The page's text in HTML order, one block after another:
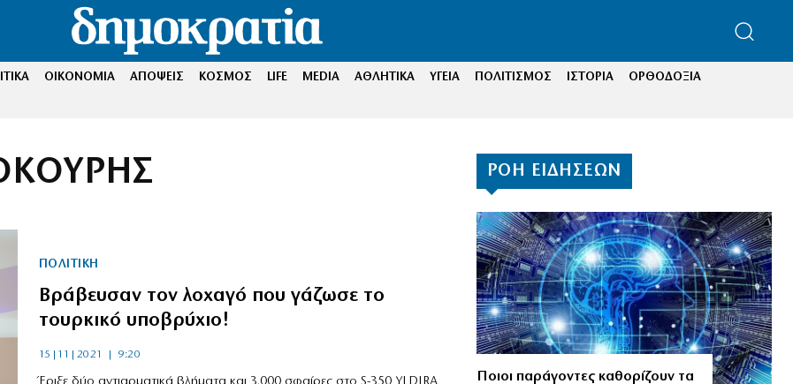
ΟΙΚΟΝΟΜΙΑ ΑΠΟΨΕΙΣ ΚΟΣΜΟΣ LIFE MEDIA ΑΘΛΗΤΙΚΑ ΥΓΕΙΑ ΠΟΛΙΤΙΣΜΟΣ ΙΣΤΟΡΙΑ
ΟΡΘΟΔΟΞΙΑ
ΠΟΛΙΤΙΚΗ
Βράβευσαν τον λοχαγό που γάζωσε το
τουρκικό υποβρύχιο!
15|11|2021 | 9:20
ΡΟΗ ΕΙΔΗΣΕΩΝ
Ποιοι παράγοντες καθορίζουν τα